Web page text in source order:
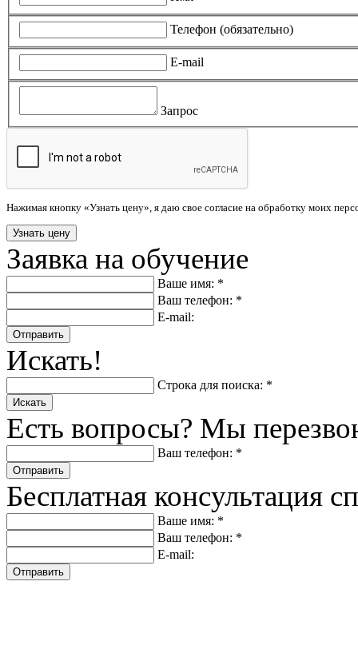
Телефон (обязательно)
E-mail
Запрос
Нажимая кнопку «Узнать цену», я даю свое согласие на обработку моих
Заявка на обучение
Ваше имя: *
Ваш телефон: *
E-mail:
Отправить
Искать!
Строка для поиска: *
Искать
Есть вопросы? Мы
Ваш телефон: *
Отправить
Бесплатная консультация
Ваше имя: *
Ваш телефон: *
E-mail:
Отправить